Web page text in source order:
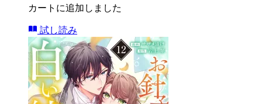
カートに追加しました
試し読み